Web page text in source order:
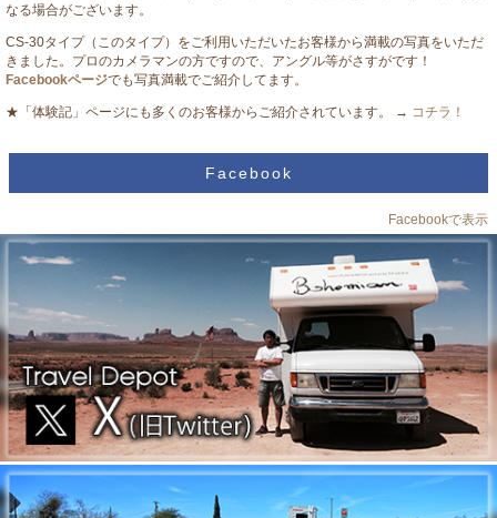
Facebook
Facebookで表示
なる場合がございます。
CS-30タイプ（このタイプ）をご利用いただいたお客様から満載の写真をいただ
きました。プロのカメラマンの方ですので、アングル等がさすがです！
Facebookページでも写真満載でご紹介してます。
★「体験記」ページにも多くのお客様からご紹介されています。 → コチラ！